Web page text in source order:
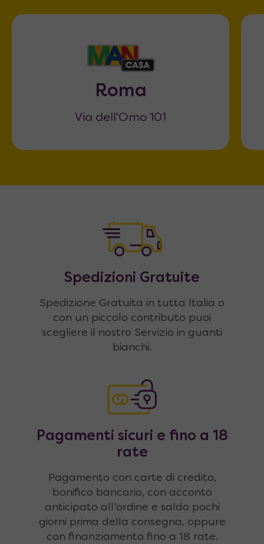
Roma
Via dell'Omo 101
Spedizioni Gratuite
Spedizione Gratuita in tutta Italia o
con un piccolo contributo puoi
scegliere il nostro Servizio in guanti
bianchi.
Pagamenti sicuri e fino a 18
rate
Pagamento con carte di credito,
bonifico bancario, con acconto
anticipato all'ordine e saldo pochi
giorni prima della consegna, oppure
con finanziamento fino a 18 rate.